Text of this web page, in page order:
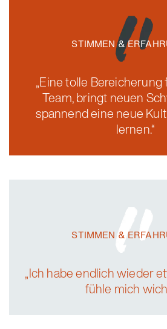
STIMMEN &
„Eine tolle Bereicherung
Team, bringt neuen
spannend eine neue
lernen.“
STIMMEN &
„Ich habe endlich wieder
fühle mich